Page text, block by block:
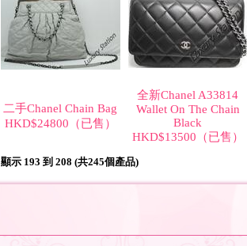
二手Chanel Chain Bag
HKD$24800（已售）
全新Chanel A33814
Wallet On The Chain
Black
HKD$13500（已售）
顯示 193 到 208 (共245個產品)